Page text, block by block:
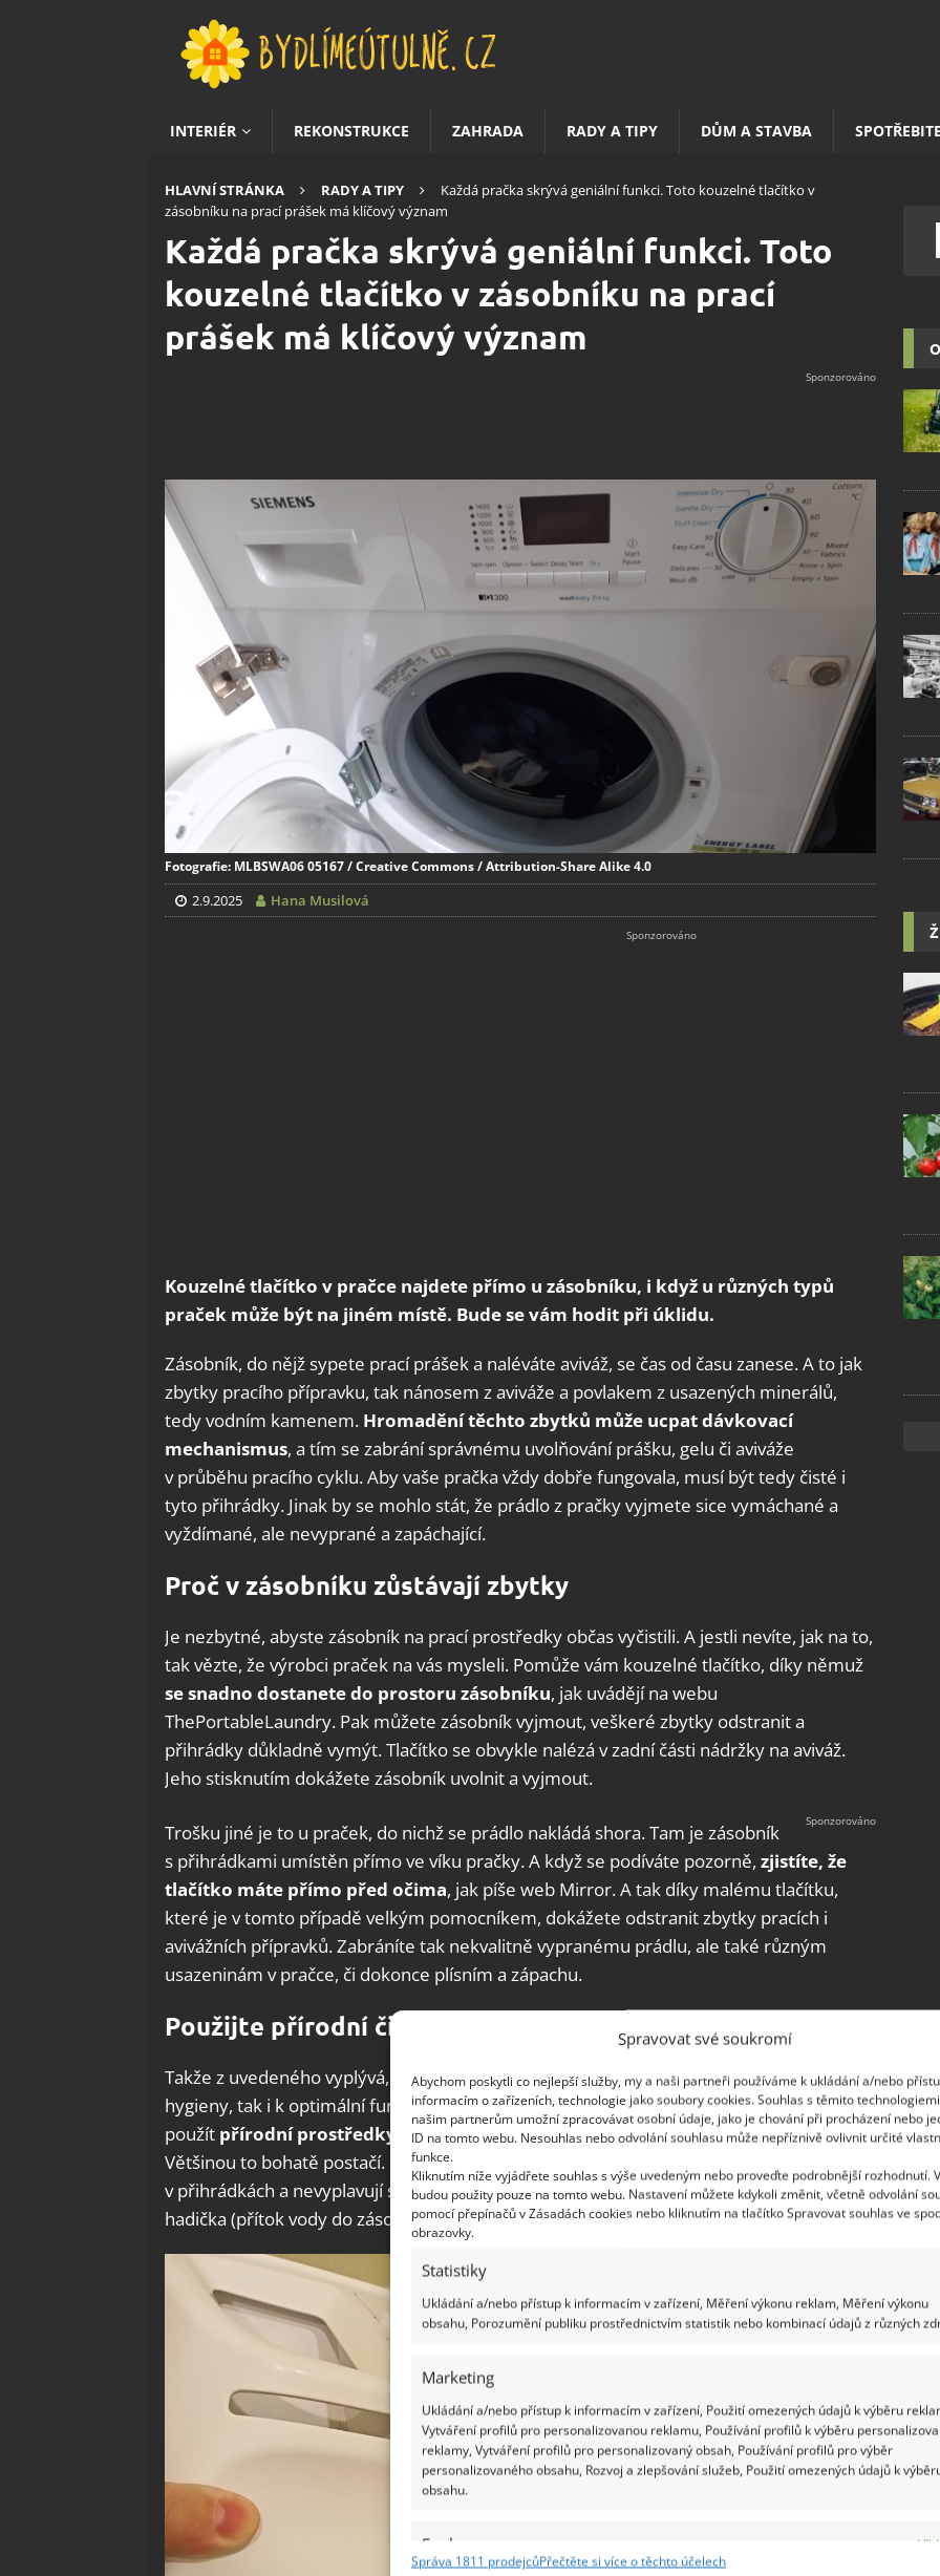
Spravovat své soukromí
Abychom poskytli co nejlepší služby, my a naši partneři používáme k ukládání a/nebo
informacím o zařízeních, technologie jako soubory cookies. Souhlas s těmito
našim partnerům umožní zpracovávat osobní údaje, jako je chování při procházení nebo
ID na tomto webu. Nesouhlas nebo odvolání souhlasu může nepříznivě ovlivnit určité
funkce.
Kliknutím níže vyjádřete souhlas s výše uvedeným nebo proveďte podrobnější rozhodnutí.
budou použity pouze na tomto webu. Nastavení můžete kdykoli změnit, včetně odvolání
pomocí přepínačů v Zásadách cookies nebo kliknutím na tlačítko Spravovat souhlas ve
obrazovky.
Statistiky
Ukládání a/nebo přístup k informacím v zařízení, Měření výkonu reklam, Měření výkonu
obsahu, Porozumění publiku prostřednictvím statistik nebo kombinací údajů z různých
Marketing
Ukládání a/nebo přístup k informacím v zařízení, Použití omezených údajů k výběru
Vytváření profilů pro personalizovanou reklamu, Používání profilů k výběru
reklamy, Vytváření profilů pro personalizovaný obsah, Používání profilů pro výběr
personalizovaného obsahu, Rozvoj a zlepšování služeb, Použití omezených údajů k
obsahu.
Funkce
Správa 1811 prodejcůPřečtěte si více o těchto účelech
INTERIÉR REKONSTRUKCE ZAHRADA RADY A TIPY DŮM A STAVBA
HLAVNÍ STRÁNKA RADY A TIPY
Každá pračka skrývá geniální funkci. Toto kouzelné tlačítko v
zásobníku na prací prášek má klíčový význam
Každá pračka skrývá geniální funkci. Toto
kouzelné tlačítko v zásobníku na prací
prášek má klíčový význam
Fotografie: MLBSWA06 05167 / Creative Commons / Attribution-Share Alike 4.0
2.9.2025 Hana Musilová
Kouzelné tlačítko v pračce najdete přímo u zásobníku, i když u různých typů
praček může být na jiném místě. Bude se vám hodit při úklidu.
Zásobník, do nějž sypete prací prášek a naléváte aviváž, se čas od času zanese. A to jak
zbytky pracího přípravku, tak nánosem z aviváže a povlakem z usazených minerálů,
tedy vodním kamenem. Hromadění těchto zbytků může ucpat dávkovací
mechanismus, a tím se zabrání správnému uvolňování prášku, gelu či aviváže
v průběhu pracího cyklu. Aby vaše pračka vždy dobře fungovala, musí být tedy čisté i
tyto přihrádky. Jinak by se mohlo stát, že prádlo z pračky vyjmete sice vymáchané a
vyždímané, ale nevyprané a zapáchající.
Proč v zásobníku zůstávají zbytky
Je nezbytné, abyste zásobník na prací prostředky občas vyčistili. A jestli nevíte, jak na to,
tak vězte, že výrobci praček na vás mysleli. Pomůže vám kouzelné tlačítko, díky němuž
se snadno dostanete do prostoru zásobníku, jak uvádějí na webu
ThePortableLaundry. Pak můžete zásobník vyjmout, veškeré zbytky odstranit a
přihrádky důkladně vymýt. Tlačítko se obvykle nalézá v zadní části nádržky na aviváž.
Jeho stisknutím dokážete zásobník uvolnit a vyjmout.
Trošku jiné je to u praček, do nichž se prádlo nakládá shora. Tam je zásobník
s přihrádkami umístěn přímo ve víku pračky. A když se podíváte pozorně, zjistíte, že
tlačítko máte přímo před očima, jak píše web Mirror. A tak díky malému tlačítku,
které je v tomto případě velkým pomocníkem, dokážete odstranit zbytky pracích i
avivážních přípravků. Zabráníte tak nekvalitně vypranému prádlu, ale také různým
usazeninám v pračce, či dokonce plísním a zápachu.
Použijte přírodní čistidla
Takže z uvedeného vyplývá, že pravidelná údržba zásobníku přispívá jak k zachování
hygieny, tak i k optimální funkčnosti pračky a její trvanlivosti. K čištění zásobníku můžete
použít přírodní prostředky, jako je kyselina citronová, ocet nebo jedlá soda.
Většinou to bohatě postačí. Pokud i přesto, že jste zásobníky vymyli, zůstávají přípravky
v přihrádkách a nevyplavují se do pracího prostoru, může být ucpaná jak přívodní
hadička (přítok vody do zásobníku), tak otvor na vytékání pracího roztoku na buben.